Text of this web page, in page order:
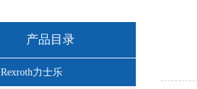
产品目录
Rexroth力士乐